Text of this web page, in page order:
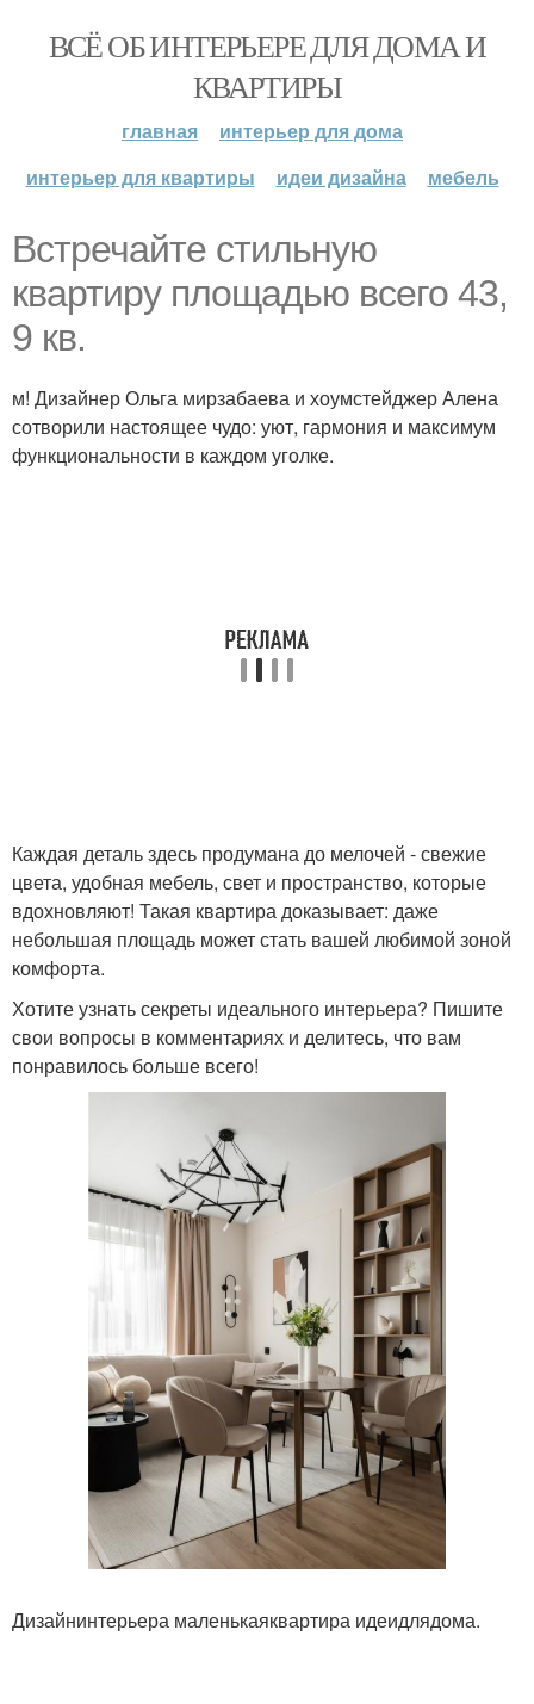
ВСЁ ОБ ИНТЕРЬЕРЕ ДЛЯ ДОМА И
КВАРТИРЫ
главная
интерьер для дома
интерьер для квартиры
идеи дизайна мебель
Встречайте стильную
квартиру площадью всего 43,
9 кв.
м! Дизайнер Ольга мирзабаева и хоумстейджер Алена
сотворили настоящее чудо: уют, гармония и максимум
функциональности в каждом уголке.
Каждая деталь здесь продумана до мелочей - свежие
цвета, удобная мебель, свет и пространство, которые
вдохновляют! Такая квартира доказывает: даже
небольшая площадь может стать вашей любимой зоной
комфорта.
Хотите узнать секреты идеального интерьера? Пишите
свои вопросы в комментариях и делитесь, что вам
понравилось больше всего!
Дизайнинтерьера маленькаяквартира идеидлядома.